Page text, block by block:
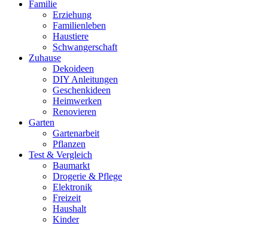
Familie
Erziehung
Familienleben
Haustiere
Schwangerschaft
Zuhause
Dekoideen
DIY Anleitungen
Geschenkideen
Heimwerken
Renovieren
Garten
Gartenarbeit
Pflanzen
Test & Vergleich
Baumarkt
Drogerie & Pflege
Elektronik
Freizeit
Haushalt
Kinder